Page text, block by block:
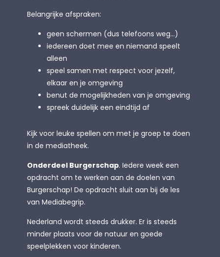
Belangrijke afspraken:
geen schermen (dus telefoons weg...)
iedereen doet mee en niemand speelt
alleen
speel samen met respect voor jezelf,
elkaar en je omgeving
benut de mogelijkheden van je omgeving
spreek duidelijk een eindtijd af
Kijk voor leuke spellen om met je groep te doen
in de mediatheek.
Onderdeel Burgerschap. Iedere week een
opdracht om te werken aan de doelen van
Burgerschap! De opdracht sluit aan bij de les
van Mediabegrip.
Nederland wordt steeds drukker. Er is steeds
minder plaats voor de natuur en goede
speelplekken voor kinderen.